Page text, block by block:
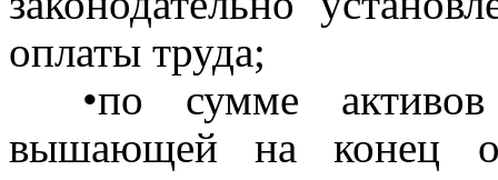
оплаты труда;
•по сумме
вышающей на конец